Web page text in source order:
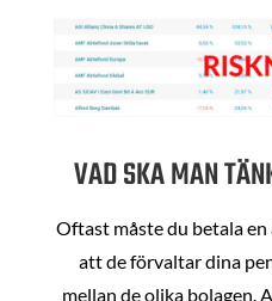
VAD SKA MAN
Oftast måste du betala
att de förvaltar dina
mellan de olika bolagen.